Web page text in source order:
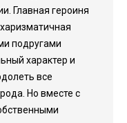
Главная героиня
подругами
характер и
все
Но вместе с